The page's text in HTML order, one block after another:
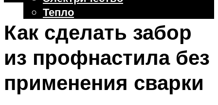
Тепло
Крыша
Ворота
Меню
Как сделать забор
из профнастила без
применения сварки